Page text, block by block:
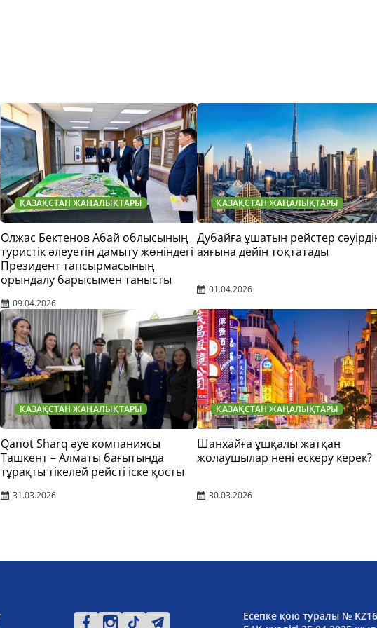
ҚАЗАҚСТАН ЖАҢАЛЫҚТАРЫ
Олжас Бектенов Абай облысының
туристік әлеуетін дамыту жөніндегі
Президент тапсырмасының
орындалу барысымен танысты
09.04.2026
ҚАЗАҚСТАН ЖАҢАЛЫҚТАРЫ
Дубайға ұшатын рейстер
аяғына дейін тоқтатады
01.04.2026
ҚАЗАҚСТАН ЖАҢАЛЫҚТАРЫ
Qanot Sharq әуе компаниясы
Ташкент – Алматы бағытында
тұрақты тікелей рейсті іске қосты
31.03.2026
ҚАЗАҚСТАН ЖАҢАЛЫҚТАРЫ
Шанхайға ұшқалы жатқан
жолаушылар нені ескеру керек?
30.03.2026
Есепке қою туралы №